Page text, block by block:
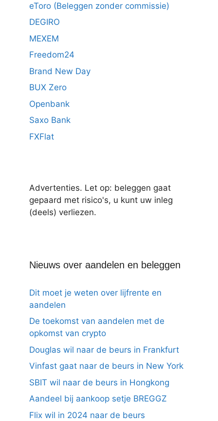
eToro (Beleggen zonder commissie)
DEGIRO
MEXEM
Freedom24
Brand New Day
BUX Zero
Openbank
Saxo Bank
FXFlat
Advertenties. Let op: beleggen gaat
gepaard met risico's, u kunt uw inleg
(deels) verliezen.
Nieuws over aandelen en beleggen
Dit moet je weten over lijfrente en
aandelen
De toekomst van aandelen met de
opkomst van crypto
Douglas wil naar de beurs in Frankfurt
Vinfast gaat naar de beurs in New York
SBIT wil naar de beurs in Hongkong
Aandeel bij aankoop setje BREGGZ
Flix wil in 2024 naar de beurs